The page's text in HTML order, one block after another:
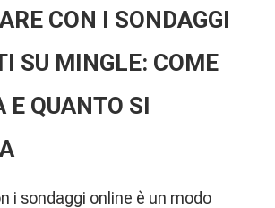
CON I SONDAGGI
SU MINGLE: COME
E QUANTO SI
i sondaggi online è un modo